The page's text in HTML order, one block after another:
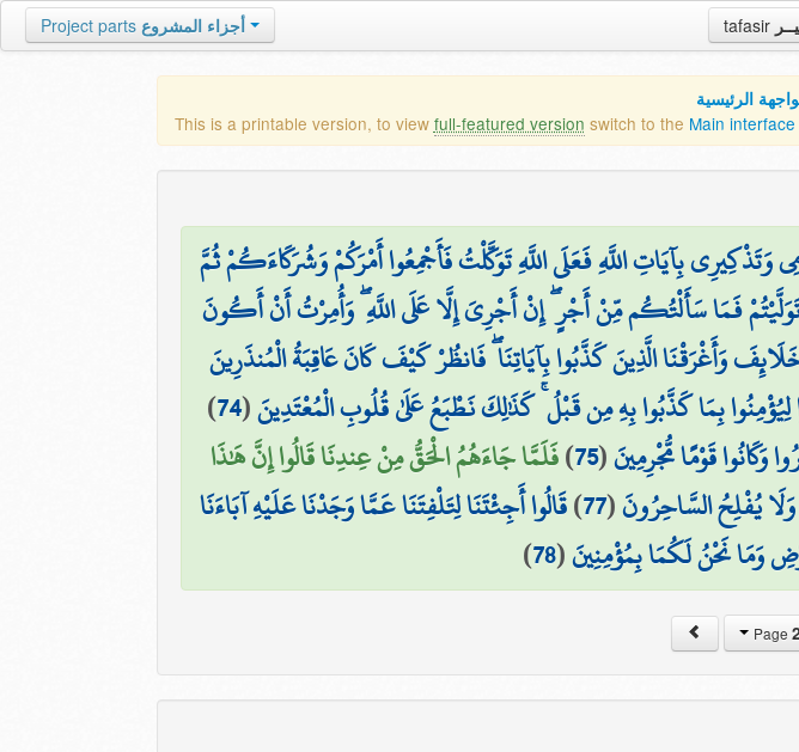
tafasir
Project parts أجزاء المشروع
الرئيسية
This is a printable version, to view full-featured version switch to the Main interface
بِآيَاتِ اللَّهِ فَعَلَى اللَّهِ تَوَكَّلْتُ فَأَجْمِعُوا أَمْرَكُمْ وَشُرَكَاءَكُمْ ثُمَّ
فَمَا سَأَلْتُكُم مِّنْ أَجْرٍ ۖ إِنْ أَجْرِيَ إِلَّا عَلَى اللَّهِ ۖ وَأُمِرْتُ أَنْ أَكُونَ
وَأَغْرَقْنَا الَّذِينَ كَذَّبُوا بِآيَاتِنَا ۖ فَانظُرْ كَيْفَ كَانَ عَاقِبَةُ الْمُنذَرِينَ
بِمَا كَذَّبُوا بِهِ مِن قَبْلُ ۚ كَذَٰلِكَ نَطْبَعُ عَلَىٰ قُلُوبِ الْمُعْتَدِينَ(
74
)
وَكَانُوا قَوْمًا مُّجْرِمِينَ(
75
)فَلَمَّا جَاءَهُمُ الْحَقُّ مِنْ عِندِنَا قَالُوا إِنَّ هَٰذَا
يُفْلِحُ السَّاحِرُونَ(
77
)قَالُوا أَجِئْتَنَا لِتَلْفِتَنَا عَمَّا وَجَدْنَا عَلَيْهِ آبَاءَنَا
وَمَا نَحْنُ لَكُمَا بِمُؤْمِنِينَ(
78
)